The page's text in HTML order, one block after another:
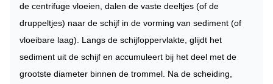
de centrifuge vloeien, dalen de vaste deeltjes (of de
druppeltjes) naar de schijf in de vorming van sediment (of
vloeibare laag). Langs de schijfoppervlakte, glijdt het
sediment uit de schijf en accumuleert bij het deel met de
grootste diameter binnen de trommel. Na de scheiding,